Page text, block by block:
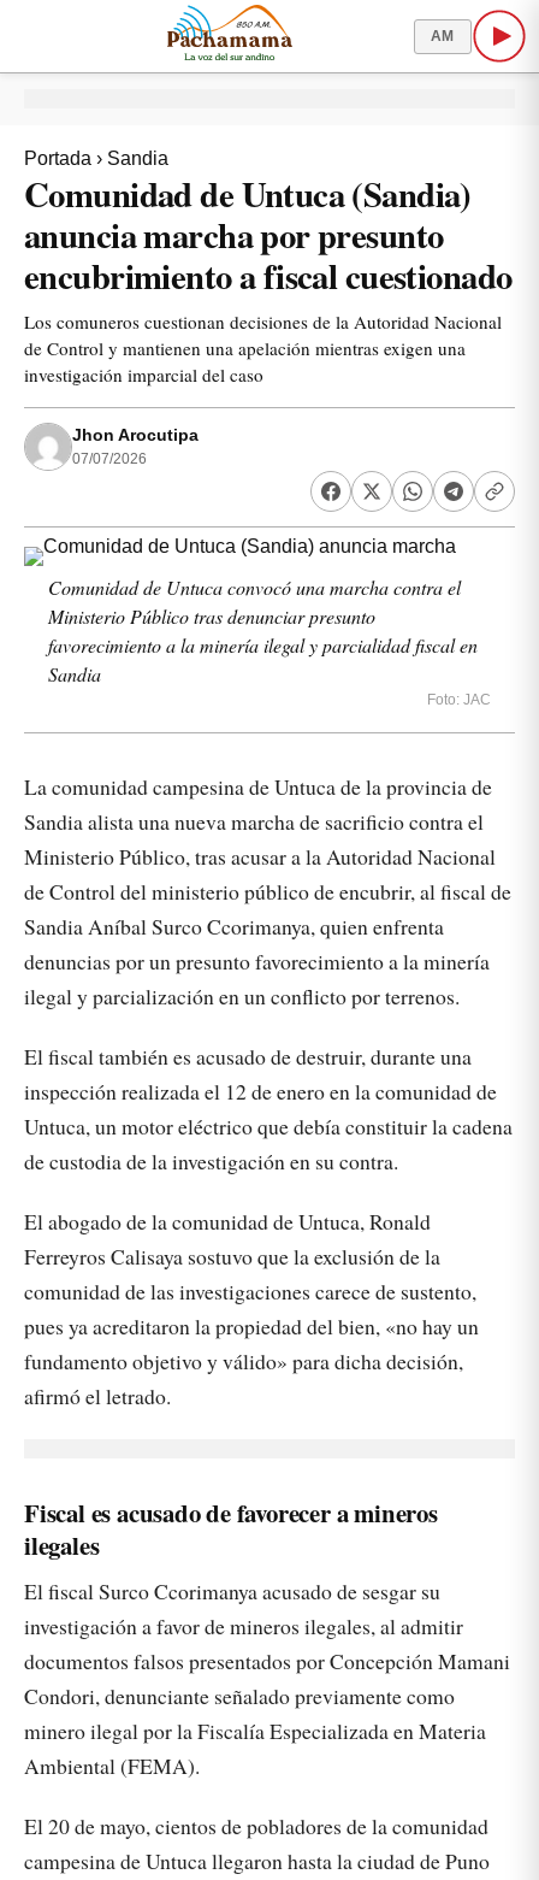
AM
Portada › Sandia
Comunidad de Untuca (Sandia)
anuncia marcha por presunto
encubrimiento a fiscal cuestionado
Los comuneros cuestionan decisiones de la Autoridad Nacional
de Control y mantienen una apelación mientras exigen una
investigación imparcial del caso
Jhon Arocutipa
07/07/2026
Comunidad de Untuca convocó una marcha contra el
Ministerio Público tras denunciar presunto
favorecimiento a la minería ilegal y parcialidad fiscal en
Sandia
Foto: JAC
La comunidad campesina de Untuca de la provincia de
Sandia alista una nueva marcha de sacrificio contra el
Ministerio Público, tras acusar a la Autoridad Nacional
de Control del ministerio público de encubrir, al fiscal de
Sandia Aníbal Surco Ccorimanya, quien enfrenta
denuncias por un presunto favorecimiento a la minería
ilegal y parcialización en un conflicto por terrenos.
El fiscal también es acusado de destruir, durante una
inspección realizada el 12 de enero en la comunidad de
Untuca, un motor eléctrico que debía constituir la cadena
de custodia de la investigación en su contra.
El abogado de la comunidad de Untuca, Ronald
Ferreyros Calisaya sostuvo que la exclusión de la
comunidad de las investigaciones carece de sustento,
pues ya acreditaron la propiedad del bien, «no hay un
fundamento objetivo y válido» para dicha decisión,
afirmó el letrado.
Fiscal es acusado de favorecer a mineros
ilegales
El fiscal Surco Ccorimanya acusado de sesgar su
investigación a favor de mineros ilegales, al admitir
documentos falsos presentados por Concepción Mamani
Condori, denunciante señalado previamente como
minero ilegal por la Fiscalía Especializada en Materia
Ambiental (FEMA).
El 20 de mayo, cientos de pobladores de la comunidad
campesina de Untuca llegaron hasta la ciudad de Puno